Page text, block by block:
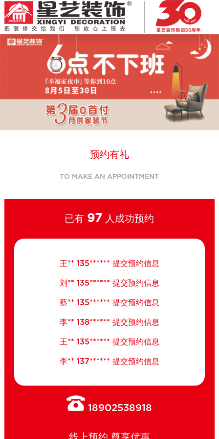
预约有礼
TO MAKE AN APPOINTMENT
已有 97 人成功预约
李** 138****** 提交预约信息
欧** 135****** 提交预约信息
王** 135****** 提交预约信息
刘** 135****** 提交预约信息
蔡** 135****** 提交预约信息
李** 138****** 提交预约信息
王** 135****** 提交预约信息
李** 137****** 提交预约信息
谭** 159****** 提交预约信息
欧** 135****** 提交预约信息
18902538918